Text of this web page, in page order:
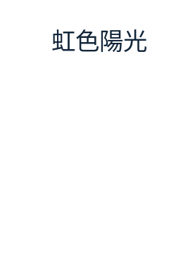
虹色陽光